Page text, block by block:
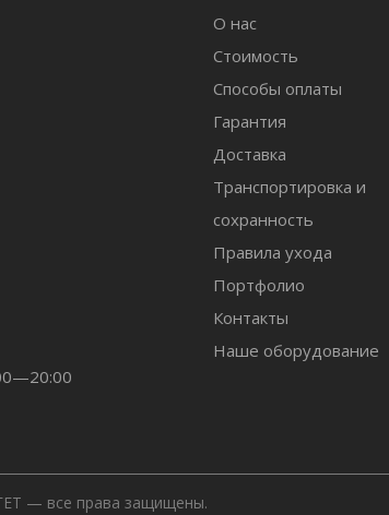
О нас
Стоимость
Способы оплаты
Гарантия
Доставка
Транспортировка и
сохранность
Правила ухода
Портфолио
Контакты
Наше оборудование
— все права защищены.